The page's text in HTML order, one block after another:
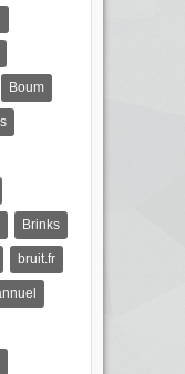
Boum
Brinks
bruit.fr